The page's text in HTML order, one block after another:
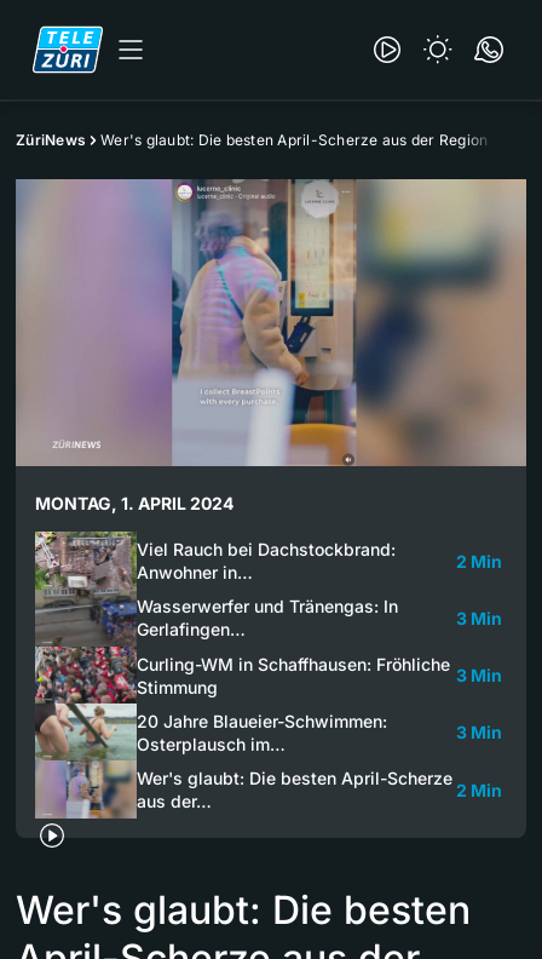
ZüriNews Wer's glaubt: Die besten April-Scherze aus der Region
MONTAG, 1. APRIL 2024
Viel Rauch bei Dachstockbrand:
Anwohner in…
2 Min
Wasserwerfer und Tränengas: In
Gerlafingen…
3 Min
Curling-WM in Schaffhausen: Fröhliche
Stimmung
3 Min
20 Jahre Blaueier-Schwimmen:
Osterplausch im…
3 Min
Wer's glaubt: Die besten April-Scherze
aus der…
2 Min
Wer's glaubt: Die besten